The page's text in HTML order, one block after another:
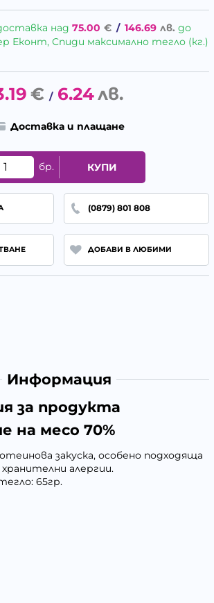
над 75.00 € / 146.69 лв. до
Еконт, Спиди максимално тегло (кг.)
€ / 6.24лв.
Доставка и плащане
бр. КУПИ
(0879) 801 808
ДОБАВИ В ЛЮБИМИ
Информация
за продукта
на месо 70%
закуска, особено подходяща
алергии.
65гр.